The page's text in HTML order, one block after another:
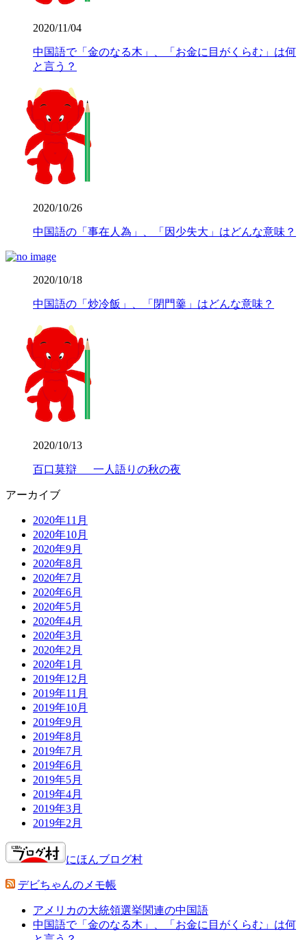
2020/11/04
中国語で「金のなる木」、「お金に目がくらむ」は何
と言う？
2020/10/26
中国語の「事在人為」、「因少失大」はどんな意味？
2020/10/18
中国語の「炒冷飯」、「閉門羹」はどんな意味？
2020/10/13
百口莫辯 一人語りの秋の夜
アーカイブ
2020年11月
2020年10月
2020年9月
2020年8月
2020年7月
2020年6月
2020年5月
2020年4月
2020年3月
2020年2月
2020年1月
2019年12月
2019年11月
2019年10月
2019年9月
2019年8月
2019年7月
2019年6月
2019年5月
2019年4月
2019年3月
2019年2月
にほんブログ村
デビちゃんのメモ帳
アメリカの大統領選挙関連の中国語
中国語で「金のなる木」、「お金に目がくらむ」は何